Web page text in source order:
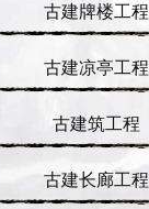
古建牌楼工程
古建凉亭工程
古建筑工程
古建长廊工程